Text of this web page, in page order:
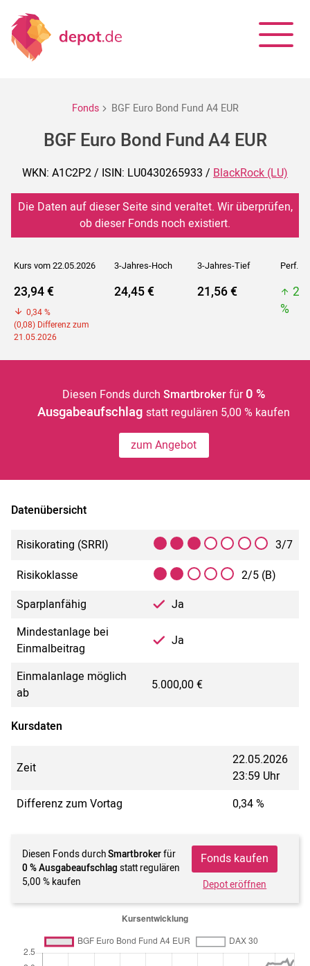
Fonds BGF Euro Bond Fund A4 EUR
BGF Euro Bond Fund A4 EUR
WKN: A1C2P2 / ISIN: LU0430265933 / BlackRock (LU)
Die Daten auf dieser Seite sind veraltet. Wir überprüfen,
ob dieser Fonds noch existiert.
Kurs vom 22.05.2026 3-Jahres-Hoch 3-Jahres-Tief Perf. 5J
23,94 €
0,34 %
(0,08) Differenz zum
21.05.2026
24,45 € 21,56 €
%
Diesen Fonds durch Smartbrokerfür 0 %
Ausgabeaufschlagstatt regulären 5,00 % kaufen
zum Angebot
Datenübersicht
Risikorating (SRRI)
3/7
Risikoklasse
2/5 (B)
Sparplanfähig
Ja
Mindestanlage bei
Einmalbeitrag
Ja
Einmalanlage möglich
ab
5.000,00 €
Kursdaten
Zeit
22.05.2026
23:59 Uhr
Differenz zum Vortag
0,34 %
Diesen Fonds durchSmartbrokerfür
0 % Ausgabeaufschlag statt regulären
5,00 % kaufen
Fonds kaufen
Depot eröffnen